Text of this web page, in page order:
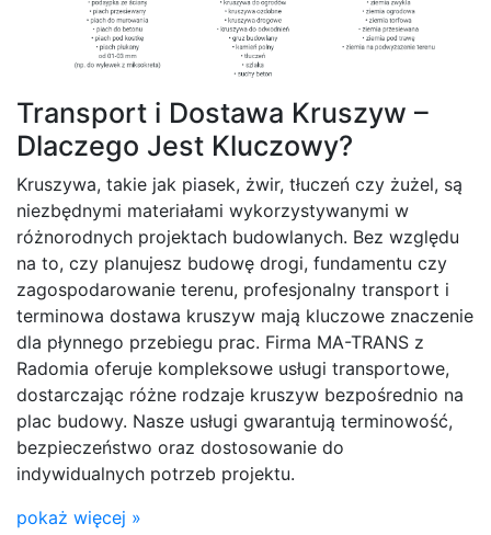
Transport i Dostawa Kruszyw –
Dlaczego Jest Kluczowy?
Kruszywa, takie jak piasek, żwir, tłuczeń czy żużel, są
niezbędnymi materiałami wykorzystywanymi w
różnorodnych projektach budowlanych. Bez względu
na to, czy planujesz budowę drogi, fundamentu czy
zagospodarowanie terenu, profesjonalny transport i
terminowa dostawa kruszyw mają kluczowe znaczenie
dla płynnego przebiegu prac. Firma MA-TRANS z
Radomia oferuje kompleksowe usługi transportowe,
dostarczając różne rodzaje kruszyw bezpośrednio na
plac budowy. Nasze usługi gwarantują terminowość,
bezpieczeństwo oraz dostosowanie do
indywidualnych potrzeb projektu.
pokaż więcej »